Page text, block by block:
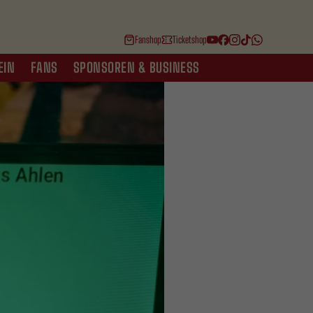
Fanshop Ticketshop
FANS SPONSOREN & BUSINESS